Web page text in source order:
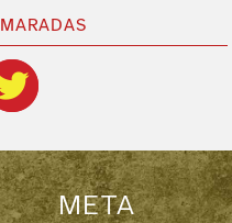
META